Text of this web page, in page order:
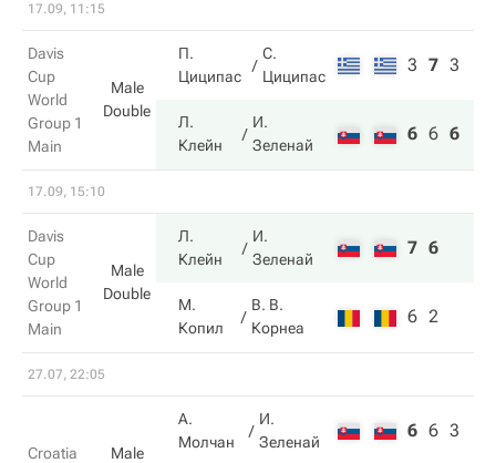
17.09, 11:15
Davis
Cup
World
Group 1
Main
Male
Double
П.
Циципас
С.
Циципас
3 7 3
Л.
Клейн
И.
Зеленай
6 6 6
17.09, 15:10
Davis
Cup
World
Group 1
Main
Male
Double
Л.
Клейн
И.
Зеленай
7 6
М.
Копил
В. В.
Корнеа
6 2
27.07, 22:05
Croatia
Male
А.
Молчан
И.
Зеленай
6 6 3